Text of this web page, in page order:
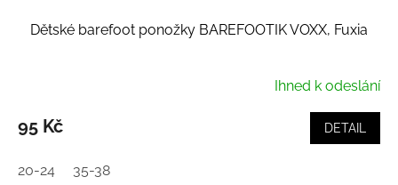
Dětské barefoot ponožky BAREFOOTIK VOXX, Fuxia
Ihned k odeslání
95 Kč DETAIL
20-24 35-38